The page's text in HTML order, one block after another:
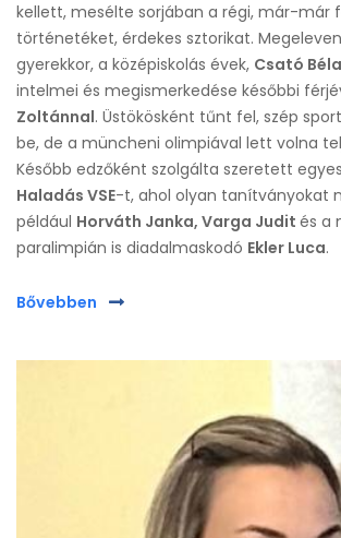
kellett, mesélte sorjában a régi, már-már
történetéket, érdekes sztorikat.
gyerekkor, a középiskolás évek, Csató Béla
intelmei és megismerkedése későbbi
Zoltánnal. Üstökösként tűnt fel, szép
be, de a müncheni olimpiával lett volna
Később edzőként szolgálta szeretett
Haladás VSE-t, ahol olyan tanítványokat
például Horváth Janka, Varga Judit és a
paralimpián is diadalmaskodó Ekler Luca.
Bővebben